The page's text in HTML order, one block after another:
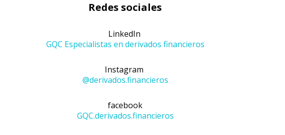
Redes sociales
LinkedIn
GQC Especialistas en derivados financieros
Instagram
@derivados.financieros
facebook
GQC.derivados.financieros